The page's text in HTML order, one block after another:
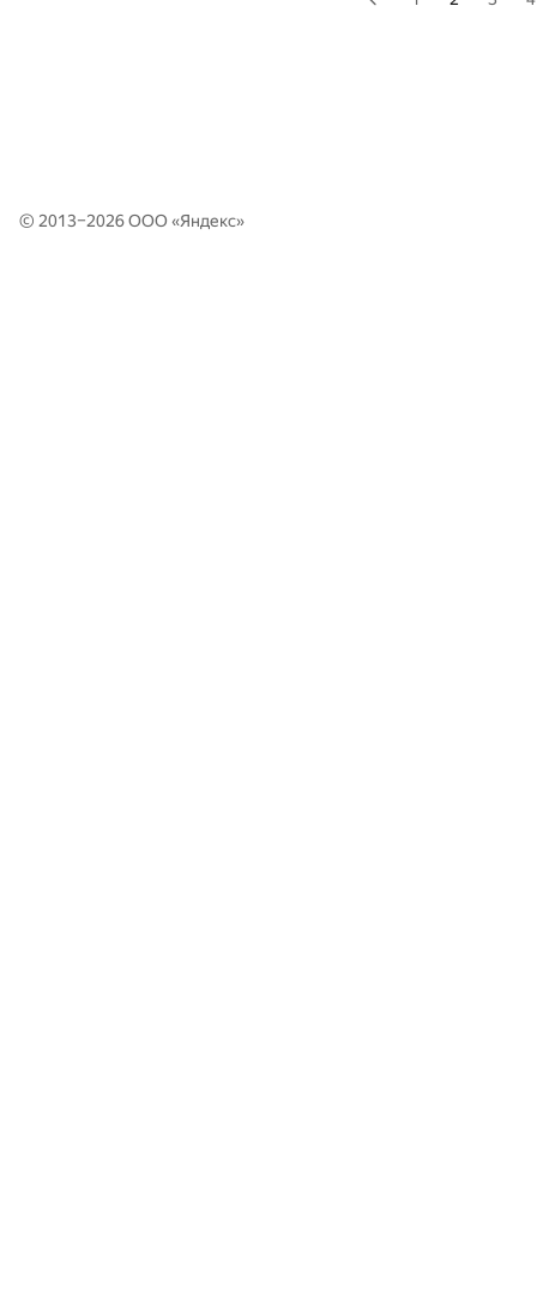
© 2013–2026 ООО «Яндекс»